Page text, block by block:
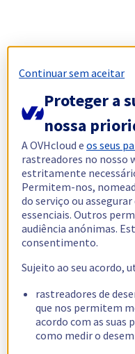
Continuar sem aceitar
Proteger a
nossa
A OVHcloud eos seus
rastreadores no nosso
estritamente
Permitem-nos,
do serviço ou
essenciais. Outros
audiência anónimas.
consentimento.
Sujeito ao seu acordo,
rastreadores de
que nos permitem
acordo com as suas
como medir o